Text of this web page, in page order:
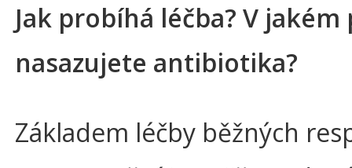
Jak probíhá léčba? V
nasazujete antibiotika?
Základem léčby běžných